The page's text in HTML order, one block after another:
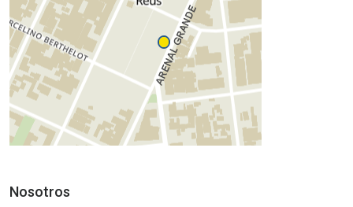
Nosotros